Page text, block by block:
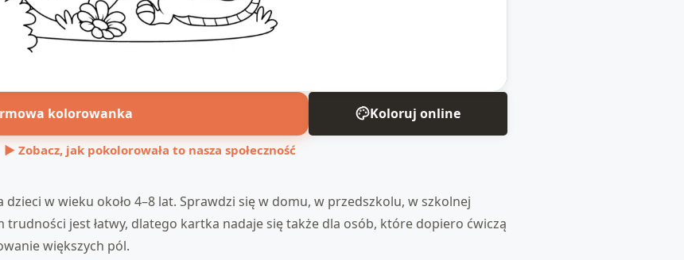
kolorowanka Koloruj online
▶ Zobacz, jak pokolorowała to nasza społeczność
w wieku około 4–8 lat. Sprawdzi się w domu, w przedszkolu, w szkolnej
trudności jest łatwy, dlatego kartka nadaje się także dla osób, które dopiero ćwiczą
większych pól.